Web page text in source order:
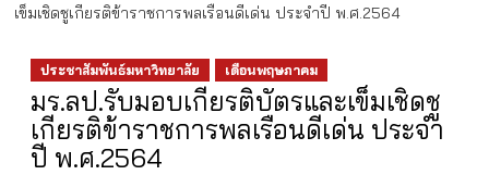
เข็มเชิดชูเกียรติข้าราชการพลเรือนดีเด่น ประจำปี พ.ศ.2564
ประชาสัมพันธ์มหาวิทยาลัย เดือนพฤษภาคม
มร.ลป.รับมอบเกียรติบัตรและเข็มเชิดชู
เกียรติข้าราชการพลเรือนดีเด่น ประจำ
ปี พ.ศ.2564